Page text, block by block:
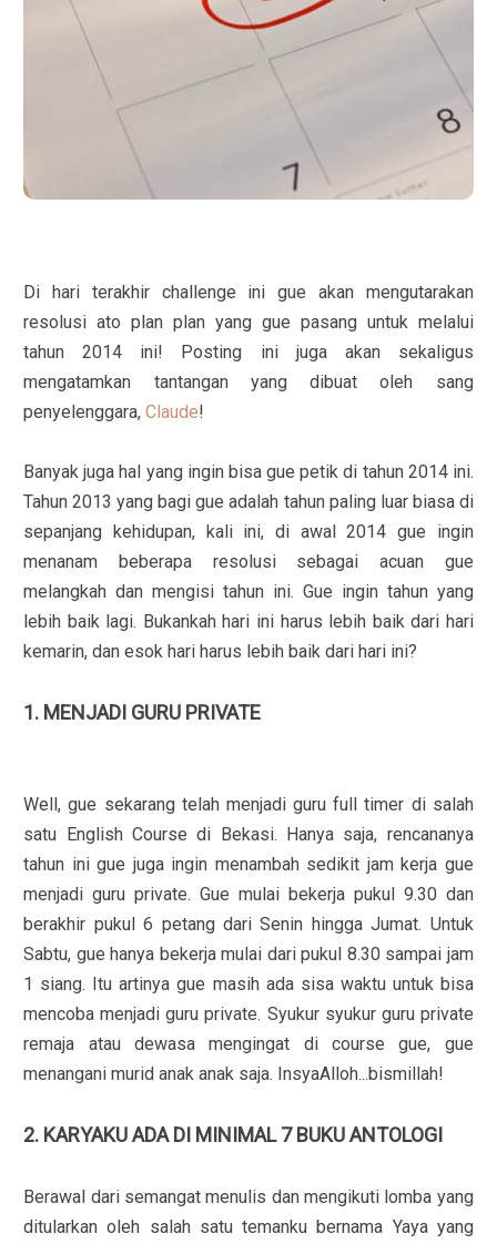
Di hari terakhir challenge ini gue akan mengutarakan
resolusi ato plan plan yang gue pasang untuk melalui
tahun 2014 ini! Posting ini juga akan sekaligus
mengatamkan tantangan yang dibuat oleh sang
penyelenggara,Claude!
Banyak juga hal yang ingin bisa gue petik di tahun 2014 ini.
Tahun 2013 yang bagi gue adalah tahun paling luar biasa di
sepanjang kehidupan, kali ini, di awal 2014 gue ingin
menanam beberapa resolusi sebagai acuan gue
melangkah dan mengisi tahun ini. Gue ingin tahun yang
lebih baik lagi. Bukankah hari ini harus lebih baik dari hari
kemarin, dan esok hari harus lebih baik dari hari ini?
1. MENJADI GURU PRIVATE
Well, gue sekarang telah menjadi guru full timer di salah
satu English Course di Bekasi. Hanya saja, rencananya
tahun ini gue juga ingin menambah sedikit jam kerja gue
menjadi guru private. Gue mulai bekerja pukul 9.30 dan
berakhir pukul 6 petang dari Senin hingga Jumat. Untuk
Sabtu, gue hanya bekerja mulai dari pukul 8.30 sampai jam
1 siang. Itu artinya gue masih ada sisa waktu untuk bisa
mencoba menjadi guru private. Syukur syukur guru private
remaja atau dewasa mengingat di course gue, gue
menangani murid anak anak saja. InsyaAlloh...bismillah!
2. KARYAKU ADA DI MINIMAL 7 BUKU ANTOLOGI
Berawal dari semangat menulis dan mengikuti lomba yang
ditularkan oleh salah satu temanku bernama Yaya yang